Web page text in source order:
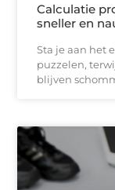
Calculatie
sneller en
Sta je aan het
puzzelen,
blijven